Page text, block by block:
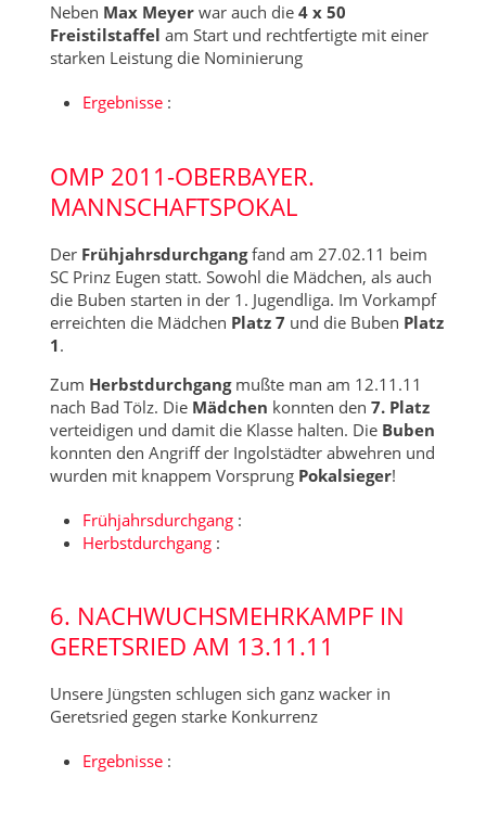
Neben Max Meyerwar auch die 4 x 50
Freistilstaffel am Start und rechtfertigte mit einer
starken Leistung die Nominierung
Ergebnisse:
OMP 2011-OBERBAYER.
MANNSCHAFTSPOKAL
Der Frühjahrsdurchgangfand am 27.02.11 beim
SC Prinz Eugen statt. Sowohl die Mädchen, als auch
die Buben starten in der 1. Jugendliga. Im Vorkampf
erreichten die Mädchen Platz 7 und die Buben Platz
1.
Zum Herbstdurchgangmußte man am 12.11.11
nach Bad Tölz. Die Mädchen konnten den 7. Platz
verteidigen und damit die Klasse halten. Die Buben
konnten den Angriff der Ingolstädter abwehren und
wurden mit knappem Vorsprung Pokalsieger!
Frühjahrsdurchgang:
Herbstdurchgang:
6. NACHWUCHSMEHRKAMPF IN
GERETSRIED AM 13.11.11
Unsere Jüngsten schlugen sich ganz wacker in
Geretsried gegen starke Konkurrenz
Ergebnisse: